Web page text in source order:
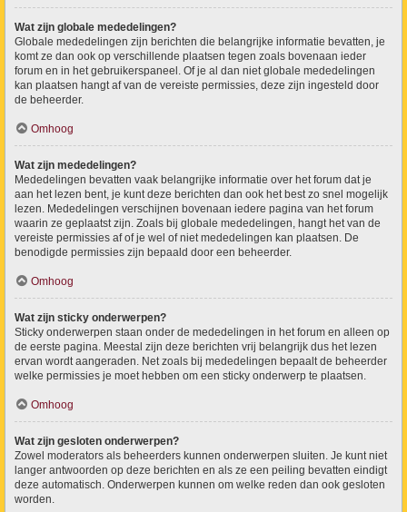
Wat zijn globale mededelingen?
Globale mededelingen zijn berichten die belangrijke informatie bevatten, je
komt ze dan ook op verschillende plaatsen tegen zoals bovenaan ieder
forum en in het gebruikerspaneel. Of je al dan niet globale mededelingen
kan plaatsen hangt af van de vereiste permissies, deze zijn ingesteld door
de beheerder.
Omhoog
Wat zijn mededelingen?
Mededelingen bevatten vaak belangrijke informatie over het forum dat je
aan het lezen bent, je kunt deze berichten dan ook het best zo snel mogelijk
lezen. Mededelingen verschijnen bovenaan iedere pagina van het forum
waarin ze geplaatst zijn. Zoals bij globale mededelingen, hangt het van de
vereiste permissies af of je wel of niet mededelingen kan plaatsen. De
benodigde permissies zijn bepaald door een beheerder.
Omhoog
Wat zijn sticky onderwerpen?
Sticky onderwerpen staan onder de mededelingen in het forum en alleen op
de eerste pagina. Meestal zijn deze berichten vrij belangrijk dus het lezen
ervan wordt aangeraden. Net zoals bij mededelingen bepaalt de beheerder
welke permissies je moet hebben om een sticky onderwerp te plaatsen.
Omhoog
Wat zijn gesloten onderwerpen?
Zowel moderators als beheerders kunnen onderwerpen sluiten. Je kunt niet
langer antwoorden op deze berichten en als ze een peiling bevatten eindigt
deze automatisch. Onderwerpen kunnen om welke reden dan ook gesloten
worden.